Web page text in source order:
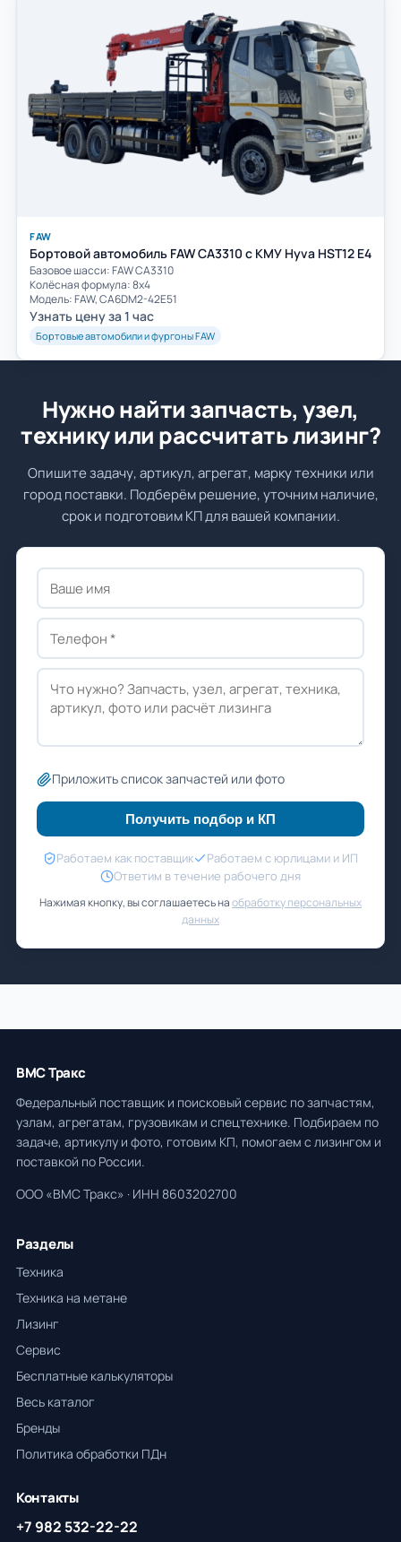
FAW
Бортовой автомобиль FAW CA3310 с КМУ Hyva HST12 E4
Базовое шасси: FAW СА3310
Колёсная формула: 8х4
Модель: FAW, CA6DM2-42E51
Узнать цену за 1 час
Бортовые автомобили и фургоны FAW
Нужно найти запчасть, узел,
технику или рассчитать лизинг?
Опишите задачу, артикул, агрегат, марку техники или
город поставки. Подберём решение, уточним наличие,
срок и подготовим КП для вашей компании.
Приложить список запчастей или фото
Получить подбор и КП
Работаем как поставщик
Работаем с юрлицами и ИП
Ответим в течение рабочего дня
Нажимая кнопку, вы соглашаетесь наобработку персональных
данных
ВМС Тракс
Федеральный поставщик и поисковый сервис по запчастям,
узлам, агрегатам, грузовикам и спецтехнике. Подбираем по
задаче, артикулу и фото, готовим КП, помогаем с лизингом и
поставкой по России.
ООО «ВМС Тракс» · ИНН 8603202700
Разделы
Техника
Техника на метане
Лизинг
Сервис
Бесплатные калькуляторы
Весь каталог
Бренды
Политика обработки ПДн
Контакты
+7 982 532-22-22